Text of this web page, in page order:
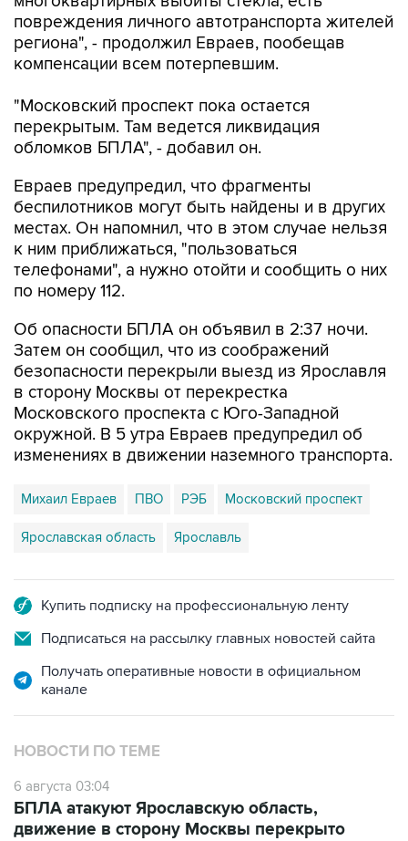
повреждения личного автотранспорта жителей
региона", - продолжил Евраев, пообещав
компенсации всем потерпевшим.
"Московский проспект пока остается
перекрытым. Там ведется ликвидация
обломков БПЛА", - добавил он.
Евраев предупредил, что фрагменты
беспилотников могут быть найдены и в других
местах. Он напомнил, что в этом случае нельзя
к ним приближаться, "пользоваться
телефонами", а нужно отойти и сообщить о них
по номеру 112.
Об опасности БПЛА он объявил в 2:37 ночи.
Затем он сообщил, что из соображений
безопасности перекрыли выезд из Ярославля
в сторону Москвы от перекрестка
Московского проспекта с Юго-Западной
окружной. В 5 утра Евраев предупредил об
изменениях в движении наземного транспорта.
Михаил Евраев ПВО РЭБ Московский проспект
Ярославская область Ярославль
Купить подписку на профессиональную ленту
Подписаться на рассылку главных новостей сайта
Получать оперативные новости в официальном
канале
НОВОСТИ ПО ТЕМЕ
6 августа 03:04
БПЛА атакуют Ярославскую область,
движение в сторону Москвы перекрыто